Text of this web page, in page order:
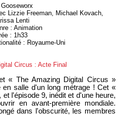
Gooseworx
Lizzie Freeman, Michael Kovach,
Lenti
: Animation
: 1h33
: Royaume-Uni
Circus : Acte Final
« The Amazing Digital Circus »
salle d'un long métrage ! Cet «
l'épisode 9, inédit et d'une heure,
en avant-première mondiale.
dans l'obscurité, les membres